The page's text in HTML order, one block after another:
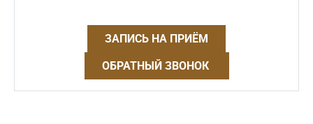
ЗАПИСЬ НА ПРИЁМ
ОБРАТНЫЙ ЗВОНОК